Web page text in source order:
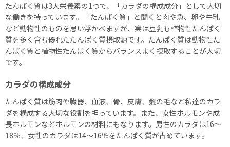
たんぱく質は3大栄養素の1つで、「カラダの構成成分」として大切
な働きを持っています。「たんぱく質」と聞くと肉や魚、卵や牛乳
など動物性のものを思い浮かべますが、実は豆乳も植物性たんぱく
質を多く含む優れたたんぱく質摂取源です。たんぱく質は動物性た
んぱく質と植物性たんぱく質からバランスよく摂取することが大切
です。
カラダの構成成分
たんぱく質は筋肉や臓器、血液、骨、皮膚、髪の毛など私達のカラ
ダを構成する大切な役割を担っています。また、女性ホルモンや成
長ホルモンなどホルモンの材料にもなります。男性のカラダは16～
18％、女性のカラダは14～16％をたんぱく質が占めています。